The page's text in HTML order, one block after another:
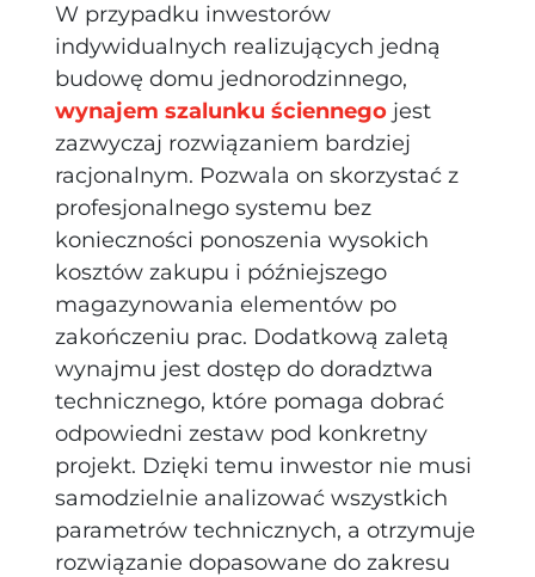
W przypadku inwestorów
indywidualnych realizujących jedną
budowę domu jednorodzinnego,
wynajem szalunku ściennego jest
zazwyczaj rozwiązaniem bardziej
racjonalnym. Pozwala on skorzystać z
profesjonalnego systemu bez
konieczności ponoszenia wysokich
kosztów zakupu i późniejszego
magazynowania elementów po
zakończeniu prac. Dodatkową zaletą
wynajmu jest dostęp do doradztwa
technicznego, które pomaga dobrać
odpowiedni zestaw pod konkretny
projekt. Dzięki temu inwestor nie musi
samodzielnie analizować wszystkich
parametrów technicznych, a otrzymuje
rozwiązanie dopasowane do zakresu